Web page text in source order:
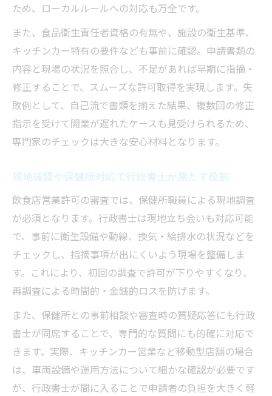
ため、ローカルルールへの対応も万全です。
また、食品衛生責任者資格の有無や、施設の衛生基準、
キッチンカー特有の要件なども事前に確認。申請書類の
内容と現場の状況を照合し、不足があれば早期に指摘・
修正することで、スムーズな許可取得を実現します。失
敗例として、自己流で書類を揃えた結果、複数回の修正
指示を受けて開業が遅れたケースも見受けられるため、
専門家のチェックは大きな安心材料となります。
現地確認や保健所対応で行政書士が果たす役割
飲食店営業許可の審査では、保健所職員による現地調査
が必須となります。行政書士は現地立ち会いも対応可能
で、事前に衛生設備や動線、換気・給排水の状況などを
チェックし、指摘事項が出にくいよう現場を整備しま
す。これにより、初回の調査で許可が下りやすくなり、
再調査による時間的・金銭的ロスを防げます。
また、保健所との事前相談や審査時の質疑応答にも行政
書士が同席することで、専門的な質問にも的確に対応で
きます。実際、キッチンカー営業など移動型店舗の場合
は、車両設備や運用方法について細かな確認が必要です
が、行政書士が間に入ることで申請者の負担を大きく軽